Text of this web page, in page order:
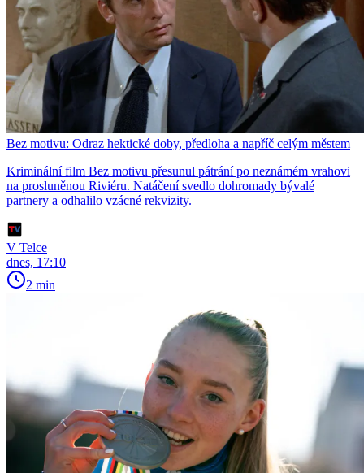
Bez motivu: Odraz hektické doby, předloha a napříč celým městem
Kriminální film Bez motivu přesunul pátrání po neznámém vrahovi
na prosluněnou Riviéru. Natáčení svedlo dohromady bývalé
partnery a odhalilo vzácné rekvizity.
V Telce
dnes, 17:10
2 min